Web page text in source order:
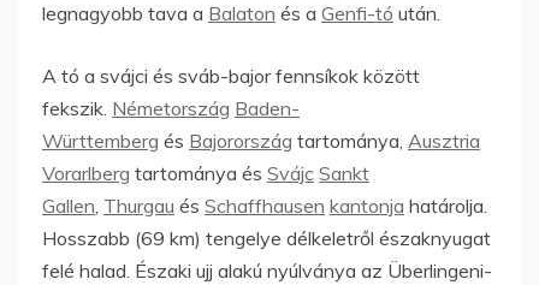
legnagyobb tava a Balaton és a Genfi-tó után.
A tó a svájci és sváb-bajor fennsíkok között
fekszik. Németország Baden-
Württemberg és Bajorország tartománya, Ausztria
Vorarlberg tartománya és Svájc Sankt
Gallen, Thurgau és Schaffhausen kantonja határolja.
Hosszabb (69 km) tengelye délkeletről északnyugat
felé halad. Északi ujj alakú nyúlványa az Überlingeni-